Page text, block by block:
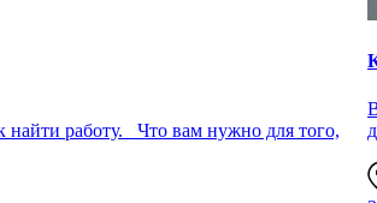
найти работу. Что вам нужно для того,